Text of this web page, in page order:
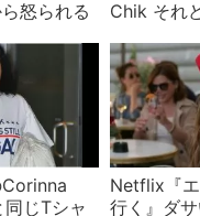
怒られる
Chik それ
じTシャ
Netflix『
行く』ダ